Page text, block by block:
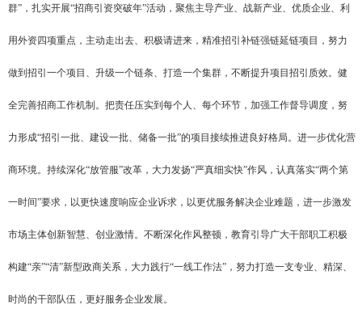
群”，扎实开展“招商引资突破年”活动，聚焦主导产业、战新产业、优质企业、利
用外资四项重点，主动走出去、积极请进来，精准招引补链强链延链项目，努力
做到招引一个项目、升级一个链条、打造一个集群，不断提升项目招引质效。健
全完善招商工作机制。把责任压实到每个人、每个环节，加强工作督导调度，努
力形成“招引一批、建设一批、储备一批”的项目接续推进良好格局。进一步优化营
商环境。持续深化“放管服”改革，大力发扬“严真细实快”作风，认真落实“两个第
一时间”要求，以更快速度响应企业诉求，以更优服务解决企业难题，进一步激发
市场主体创新智慧、创业激情。不断深化作风整顿，教育引导广大干部职工积极
构建“亲”“清”新型政商关系，大力践行“一线工作法”，努力打造一支专业、精深、
时尚的干部队伍，更好服务企业发展。